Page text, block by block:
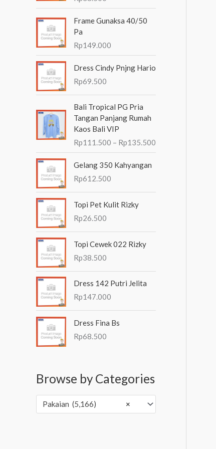
n
t
k
Frame Gunaksa 40/50
Pa
Rp149.000
Dress Cindy Pnjng Hario
Rp69.500
Bali Tropical PG Pria
Tangan Panjang Rumah
Kaos Bali VIP
Rp111.500 – Rp135.500
a
:
5
Gelang 350 Kahyangan
Rp612.500
Topi Pet Kulit Rizky
Rp26.500
Topi Cewek 022 Rizky
Rp38.500
Dress 142 Putri Jelita
Rp147.000
Dress Fina Bs
Rp68.500
Browse by Categories
×
Pakaian (5,166)